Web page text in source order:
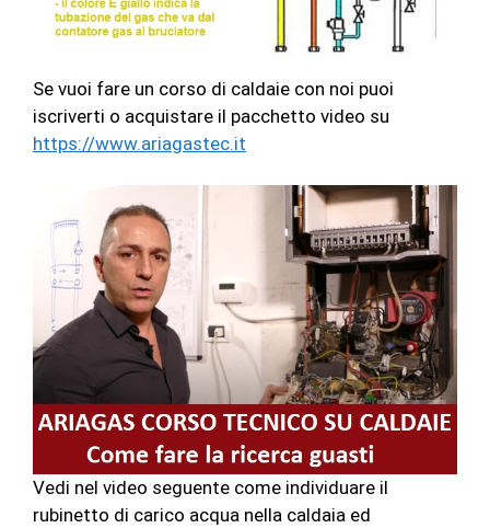
Se vuoi fare un corso di caldaie con noi puoi
iscriverti o acquistare il pacchetto video su
https://www.ariagastec.it
Vedi nel video seguente come individuare il
rubinetto di carico acqua nella caldaia ed